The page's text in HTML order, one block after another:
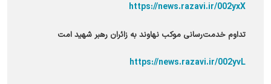
https://news.razavi.ir/002yxX
تداوم خدمت‌رسانی موکب نهاوند به زائران رهبر شهید امت
https://news.razavi.ir/002yvL